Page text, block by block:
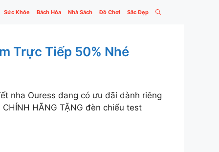
Sức Khỏe Bách Hóa Nhà Sách Đồ Chơi Sắc Đẹp
Trực Tiếp 50% Nhé
nha Ouress đang có ưu đãi dành riêng
HÃNG TẶNG đèn chiếu test